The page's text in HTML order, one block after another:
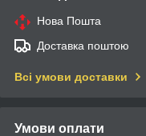
Нова Пошта
Доставка поштою
Всі умови доставки
Умови оплати